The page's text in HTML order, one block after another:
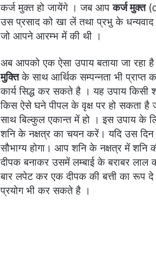
कर्ज मुक्त हो जायेंगे । जब आपकर्ज मुक्त
उस प्रसाद को खा लें तथा प्रभु के धन्यवाद
जो आपने आरम्भ में की थी ।
अब आपको एक ऐसा उपाय बताया जा
मुक्तिके साथ आर्थिक सम्पन्नता भी
कार्य सिद्ध कर सकते है । यह उपाय किसी
किस ऐसे घने पीपल के वृक्ष पर हो सकता है
साथ बिल्कुल एकान्त में हो । इस उपाय के
शनि के नक्षत्र का चयन करें। यदि उस दिन
सौभाग्य होगा। आप शनि के नक्षत्र में शनि
दीपक बनाकर उसमें लम्बाई के बराबर
बार लपेट कर एक दीपक की बत्ती का रूप
प्रयोग भी कर सकते है ।